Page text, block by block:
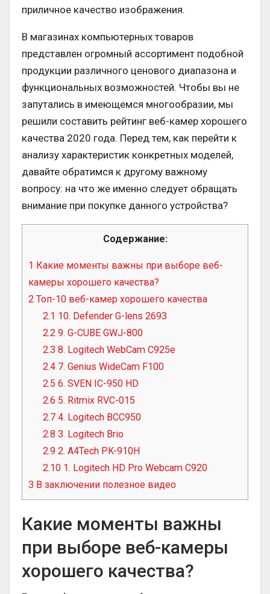
приличное качество изображения.
В магазинах компьютерных товаров
представлен огромный ассортимент подобной
продукции различного ценового диапазона и
функциональных возможностей. Чтобы вы не
запутались в имеющемся многообразии, мы
решили составить рейтинг веб-камер хорошего
качества 2020 года. Перед тем, как перейти к
анализу характеристик конкретных моделей,
давайте обратимся к другому важному
вопросу: на что же именно следует обращать
внимание при покупке данного устройства?
Содержание:
1 Какие моменты важны при выборе веб-
камеры хорошего качества?
2 Топ-10 веб-камер хорошего качества
2.1 10. Defender G-lens 2693
2.2 9. G-CUBE GWJ-800
2.3 8. Logitech WebCam C925e
2.4 7. Genius WideCam F100
2.5 6. SVEN IC-950 HD
2.6 5. Ritmix RVC-015
2.7 4. Logitech BCC950
2.8 3. Logitech Brio
2.9 2. A4Tech PK-910H
2.10 1. Logitech HD Pro Webcam C920
3 В заключении полезное видео
Какие моменты важны
при выборе веб-камеры
хорошего качества?